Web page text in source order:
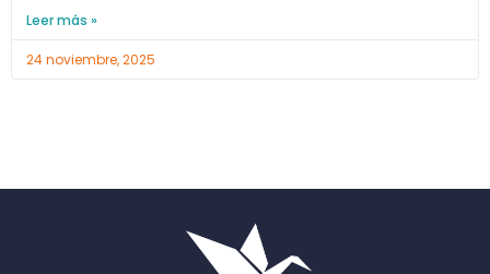
Leer más »
24 noviembre, 2025